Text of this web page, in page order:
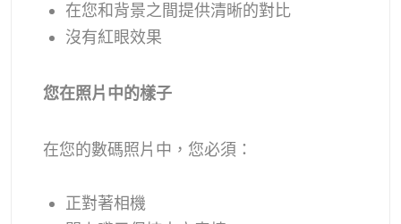
在您和背景之間提供清晰的對比
沒有紅眼效果
您在照片中的樣子
在您的數碼照片中，您必須：
正對著相機